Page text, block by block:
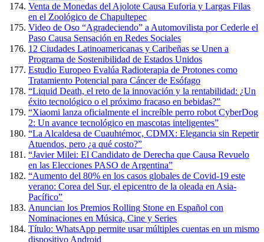
Venta de Monedas del Ajolote Causa Euforia y Largas Filas
en el Zoológico de Chapultepec
Video de Oso “Agradeciendo” a Automovilista por Cederle el
Paso Causa Sensación en Redes Sociales
12 Ciudades Latinoamericanas y Caribeñas se Unen a
Programa de Sostenibilidad de Estados Unidos
Estudio Europeo Evalúa Radioterapia de Protones como
Tratamiento Potencial para Cáncer de Esófago
“Liquid Death, el reto de la innovación y la rentabilidad: ¿Un
éxito tecnológico o el próximo fracaso en bebidas?”
“Xiaomi lanza oficialmente el increíble perro robot CyberDog
2: Un avance tecnológico en mascotas inteligentes”
“La Alcaldesa de Cuauhtémoc, CDMX: Elegancia sin Repetir
Atuendos, pero ¿a qué costo?”
“Javier Milei: El Candidato de Derecha que Causa Revuelo
en las Elecciones PASO de Argentina”
“Aumento del 80% en los casos globales de Covid-19 este
verano: Corea del Sur, el epicentro de la oleada en Asia-
Pacífico”
Anuncian los Premios Rolling Stone en Español con
Nominaciones en Música, Cine y Series
Título: WhatsApp permite usar múltiples cuentas en un mismo
dispositivo Android